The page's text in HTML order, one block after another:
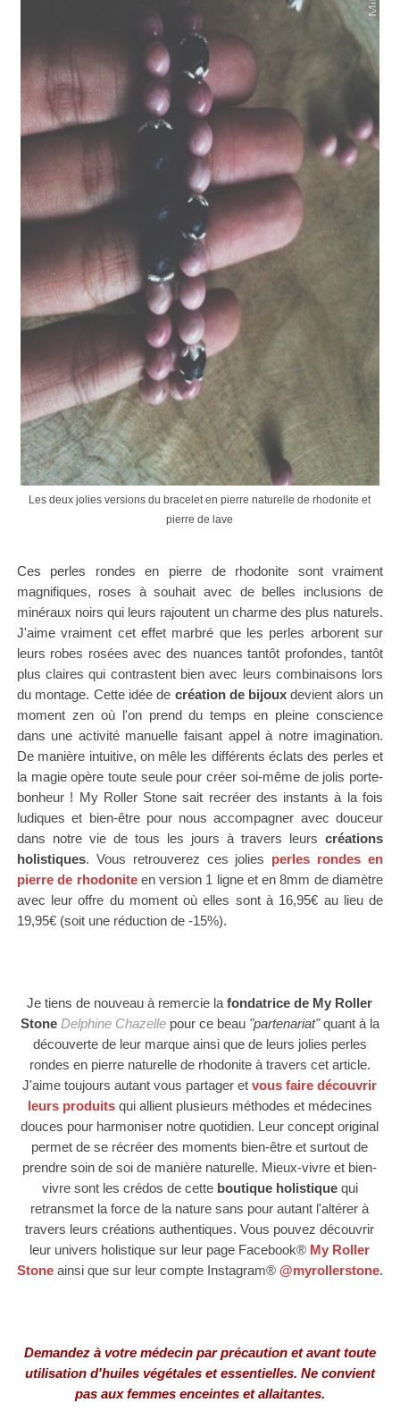
Les deux jolies versions du bracelet en pierre naturelle de rhodonite et
pierre de lave
Ces perles rondes en pierre de rhodonite sont vraiment
magnifiques, roses à souhait avec de belles inclusions de
minéraux noirs qui leurs rajoutent un charme des plus naturels.
J'aime vraiment cet effet marbré que les perles arborent sur
leurs robes rosées avec des nuances tantôt profondes, tantôt
plus claires qui contrastent bien avec leurs combinaisons lors
du montage. Cette idée de création de bijoux devient alors un
moment zen où l'on prend du temps en pleine conscience
dans une activité manuelle faisant appel à notre imagination.
De manière intuitive, on mêle les différents éclats des perles et
la magie opère toute seule pour créer soi-même de jolis porte-
bonheur ! My Roller Stone sait recréer des instants à la fois
ludiques et bien-être pour nous accompagner avec douceur
dans notre vie de tous les jours à travers leurscréations
holistiques. Vous retrouverez ces jolies perles rondes en
pierre de rhodoniteen version 1 ligne et en 8mm de diamètre
avec leur offre du moment où elles sont à 16,95€ au lieu de
19,95€ (soit une réduction de -15%).
Je tiens de nouveau à remercie lafondatrice de My Roller
Stone Delphine Chazellepour ce beau "partenariat"quant à la
découverte de leur marque ainsi que de leurs jolies perles
rondes en pierre naturelle de rhodonite à travers cet article.
J'aime toujours autant vous partager etvous faire découvrir
leurs produitsqui allient plusieurs méthodes et médecines
douces pour harmoniser notre quotidien. Leur concept original
permet de se récréer des moments bien-être et surtout de
prendre soin de soi de manière naturelle. Mieux-vivre et bien-
vivre sont les crédos de cette boutique holistiquequi
retransmet la force de la nature sans pour autant l'altérer à
travers leurs créations authentiques. Vous pouvez découvrir
leur univers holistique sur leur page Facebook® My Roller
Stoneainsi que sur leur compte Instagram® @myrollerstone.
Demandez à votre médecin par précaution etavant toute
utilisation d'huiles végétales et essentielles. Ne convient
pas aux femmes enceintes et allaitantes.